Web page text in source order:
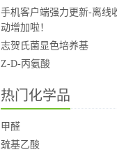
手机客户端强力更新-离线
动增加啦！
志贺氏菌显色培养基
Z-D-丙氨酸
热门化学品
甲醛
巯基乙酸